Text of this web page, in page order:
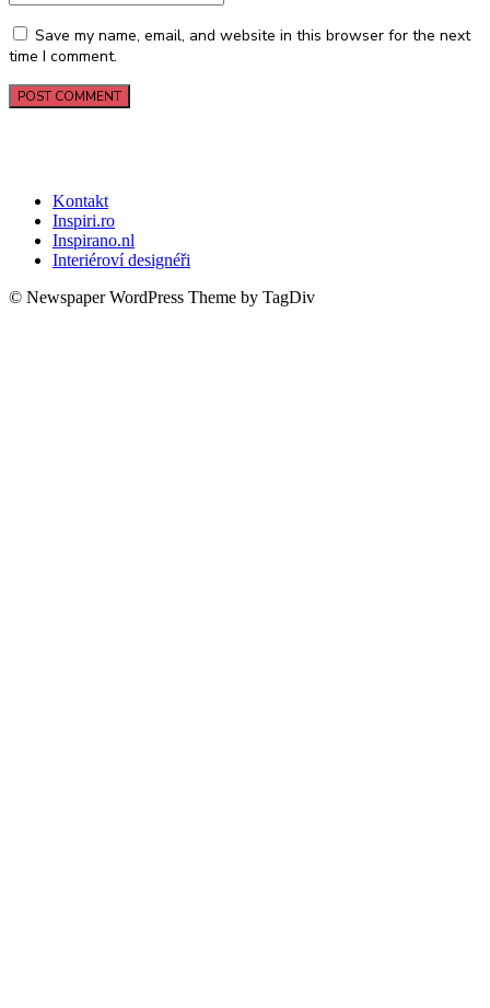
Save my name, email, and website in this browser for the next
time I comment.
Kontakt
Inspiri.ro
Inspirano.nl
Interiéroví designéři
© Newspaper WordPress Theme by TagDiv